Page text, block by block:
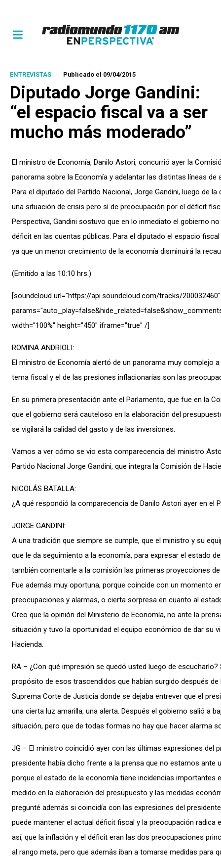
ENTREVISTAS Publicado el 09/04/2015
Diputado Jorge Gandini:
“el espacio fiscal va a ser
mucho más moderado”
El ministro de Economía, Danilo Astori, concurrió ayer la
panorama sobre la Economía y adelantar las distintas líneas
Para el diputado del Partido Nacional, Jorge Gandini, luego de
una situación de crisis pero sí de preocupación por el déficit
Perspectiva, Gandini sostuvo que en lo inmediato el gobierno
déficit en las cuentas públicas. Para el diputado el espacio
ya que un menor crecimiento de la economía disminuirá la
(Emitido a las 10:10 hrs.)
[soundcloud url="https://api.soundcloud.com/tracks/200032460″
width="100%" height="450″ iframe="true" /]
ROMINA ANDRIOLI:
El ministro de Economía alertó de un panorama muy complejo
tema fiscal y el de las presiones inflacionarias son las
En su primera presentación ante el Parlamento, que fue en la
que el gobierno será cauteloso en la elaboración del
se vigilará la calidad del gasto y de las inversiones.
Vamos a ver cómo se vio esta comparecencia del ministro
Partido Nacional Jorge Gandini, que integra la Comisión de
NICOLÁS BATALLA:
¿A qué respondió la comparecencia de Danilo Astori ayer en el
JORGE GANDINI:
A una tradición que siempre se cumple, que el ministro y su
que le da seguimiento a la economía, para expresar el estado
también comentarle a la comisión las primeras proyecciones
Fue además muy oportuna, porque coincide con un momento
preocupaciones y alarmas, o cierta sorpresa en cuanto al
Creo que la opinión del Ministerio de Economía, no ante la
situación y tuvo la oportunidad el equipo económico de dar su
Hacienda.
RA – ¿Con qué impresión se quedó usted luego de
propósito de esos trascendidos que habían surgido después
Suprema Corte de Justicia donde se dejaba entrever que el
una cierta luz amarilla, una alerta. Después el gobierno salió a
situación, pero que de todas formas no hay que hacer alarma
JG – El ministro coincidió ayer con las últimas expresiones del
presidente había dicho frente a la prensa que no estamos
porque el estado de la economía tiene incidencias importantes
medido en la elaboración del presupuesto y las medidas
pregunté además si coincidía con las expresiones del
puede mantener el actual déficit fiscal y la preocupación radica
así, que la inflación y el déficit eran las dos preocupaciones
al rango meta, pero que además iban a tomarse medidas para